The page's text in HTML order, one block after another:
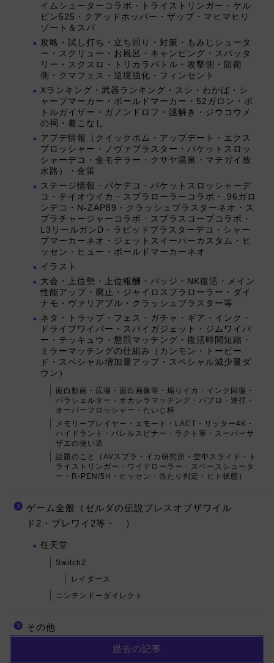
イムシューターコラボ・トライストリンガー・ケル
ビン525・クアッドホッパー・ザップ・マヒマヒリ
ゾート＆スパ
攻略・試し打ち・立ち回り・対策・もみじシュータ
ー・スクリュー・お風呂・キャンピング・スパッタ
リー・スクスロ・トリカラバトル・攻撃側・防衛
側・クマフェス・逆境強化・フィンセント
Xランキング・武器ランキング・スシ・わかば・シ
ャープマーカー・ボールドマーカー・52ガロン・ボ
トルガイザー・ガノンドロフ・謎解き・ジウコウメ
の祠・着こなし
アプデ情報（クイックボム・アップデート・エクス
プロッシャー・ノヴァブラスター・バケットスロッ
シャーデコ・金モデラー・クサヤ温泉・マテガイ放
水路）・金策
ステージ情報・バケデコ・バケットスロッシャーデ
コ・テイオウイカ・スプラローラーコラボ・.96ガロ
ンデコ・N-ZAP89・クラッシュブラスターネオ・ス
プラチャージャーコラボ・スプラスコープコラボ・
L3リールガンD・ラピッドブラスターデコ・シャー
プマーカーネオ・ジェットスイーパーカスタム・ヒ
ッセン・ヒュー・ボールドマーカーネオ
イラスト
大会・上位勢・上位報酬・バッジ・NK復活・メイン
性能アップ・廃止・ジャイロスプラローラー・ダイ
ナモ・ヴァリアブル・クラッシュブラスター等
ネタ・トラップ・フェス・ガチャ・ギア・インク・
ドライブワイパー・スパイガジェット・ジムワイパ
ー・テッキュウ・懲罰マッチング・復活時間短縮・
ミラーマッチングの仕組み（カンモン・トーピー
ド・スペシャル増加量アップ・スペシャル減少量ダ
ウン）
面白動画・広場・面白画像等・煽りイカ・インク回復・
パラシェルター・オカシラマッチング・パブロ・連打・
オーバーフロッシャー・たいじ杯
メモリープレイヤー・エモート・LACT・リッター4K・
ハイドラント・バレルスピナー・ラクト等・スーパーサ
ザエの使い道
話題のこと（AVスプラ・イカ研究所・空中スライド・ト
ライストリンガー・ワイドローラー・スペースシュータ
ー・R-PEN/5H・ヒッセン・当たり判定・ヒト状態）
ゲーム全般（ゼルダの伝説ブレスオブザワイル
ド2・ブレワイ2等・ ）
任天堂
Switch2
レイダース
ニンテンドーダイレクト
その他
過去の記事